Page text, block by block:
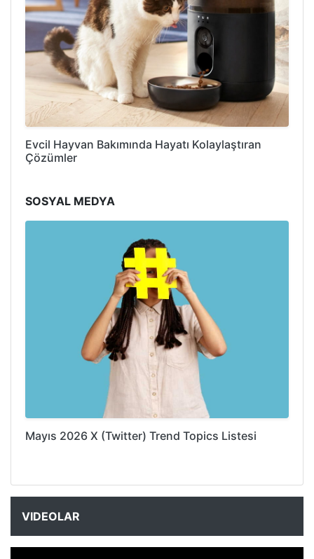
Evcil Hayvan Bakımında Hayatı Kolaylaştıran
Çözümler
SOSYAL MEDYA
Mayıs 2026 X (Twitter) Trend Topics Listesi
VIDEOLAR